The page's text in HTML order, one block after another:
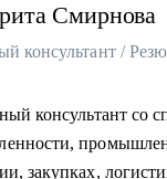
Смирнова
консультант /
консультант со
закупках,